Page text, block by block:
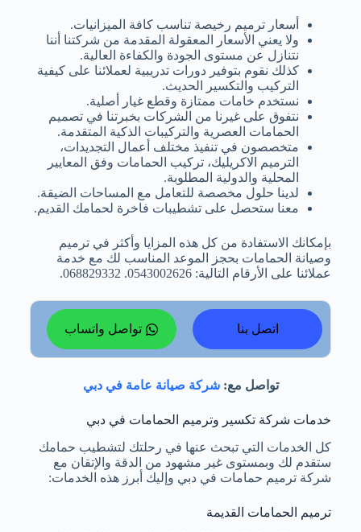
أسعار ترميم رخيصة تناسب كافة الميزانيات.
ولا يعني الأسعار المعقولة المقدمة من شركتنا أننا
نتنازل عن مستوى الجودة والكفاءة العالية.
كذلك نقوم بتوفير دورات تدريبية لعملائنا على كيفية
التركيب والتكسير الحديث.
نستخدم خامات ممتازة وقطع غيار أصلية.
نتفوق على غيرنا من الشركات بخبرتنا في تصميم
الحمامات العصرية والتركيبات الذكية المتقدمة.
متخصصون في تنفيذ مختلف أعمال التجديدات،
الترميم الاكريليك، تركيب الحمامات وفق المعايير
المحلية والدولية المطلوبة.
لدينا حلول مخصصة للتعامل مع المساحات الضيقة.
معنا ستحصل على تشطيبات فاخرة لحمامك القديم.
بإمكانك الاستفادة من كل هذه المزايا وأكثر في ترميم
وصيانة الحمامات بحجز الموعد المناسب لك مع خدمة
عملائنا على الأرقام التالية: 0543002626. 068829332.
اتصل بنا تواصل واتساب
تواصل مع:شركة صيانة عامة في دبي
خدمات شركة تكسير وترميم الحمامات في دبي
كل الخدمات التي تبحث عنها في رحلتك لتشطيب حمامك
ستقدم لك وبمستوى غير مشهود من الدقة والإتقان مع
شركة ترميم حمامات في دبي وإليك أبرز هذه الخدمات:
ترميم الحمامات القديمة